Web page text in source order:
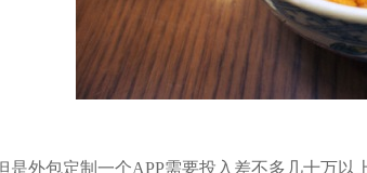
外包定制一个APP需要投入差不多几十万